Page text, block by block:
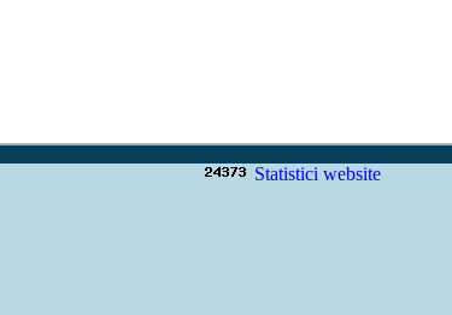
Statistici website